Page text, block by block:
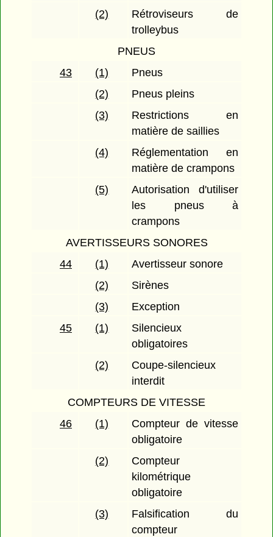
(2)
Rétroviseurs de
trolleybus
PNEUS
43
(1)
Pneus
(2)
Pneus pleins
(3)
Restrictions en
matière de saillies
(4)
Réglementation en
matière de crampons
(5)
Autorisation d'utiliser
les pneus à
crampons
AVERTISSEURS SONORES
44
(1)
Avertisseur sonore
(2)
Sirènes
(3)
Exception
45
(1)
Silencieux
obligatoires
(2)
Coupe-silencieux
interdit
COMPTEURS DE VITESSE
46
(1)
Compteur de vitesse
obligatoire
(2)
Compteur
kilométrique
obligatoire
(3)
Falsification du
compteur